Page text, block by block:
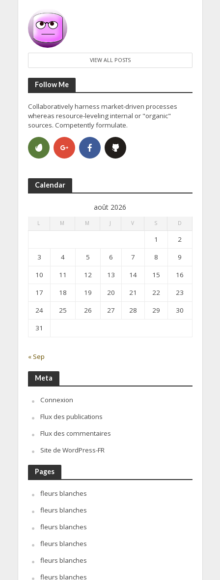
VIEW ALL POSTS
Follow Me
Collaboratively harness market-driven processes
whereas resource-leveling internal or "organic"
sources. Competently formulate.
Calendar
août 2026
L M M J V S D
1
2
3
4 5 6 7 8
9
10
11 12 13 14 15
16
17
18 19 20 21 22
23
24
25 26 27 28 29
30
31
« Sep
Meta
Connexion
Flux des publications
Flux des commentaires
Site de WordPress-FR
Pages
fleurs blanches
fleurs blanches
fleurs blanches
fleurs blanches
fleurs blanches
fleurs blanches